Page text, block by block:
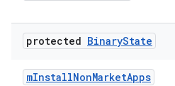
protected BinaryState
mInstallNonMarketApps